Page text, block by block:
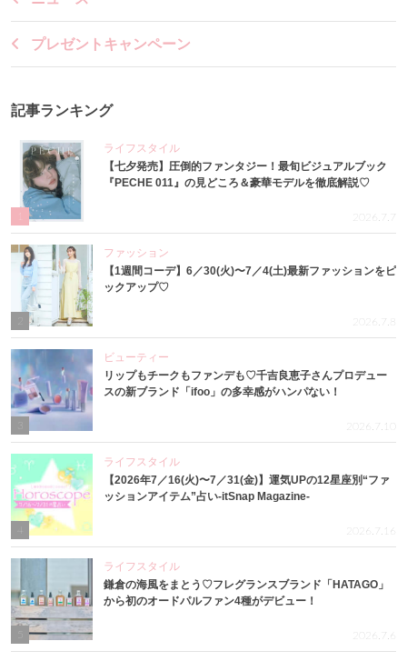
プレゼントキャンペーン
記事ランキング
ライフスタイル
【七夕発売】圧倒的ファンタジー！最旬ビジュアルブック
『PECHE 011』の見どころ＆豪華モデルを徹底解説♡
2026.7.7
ファッション
【1週間コーデ】6／30(火)〜7／4(土)最新ファッションをピ
ックアップ♡
2026.7.8
3
ビューティー
リップもチークもファンデも♡千吉良恵子さんプロデュー
スの新ブランド「ifoo」の多幸感がハンパない！
2026.7.10
4
ライフスタイル
【2026年7／16(火)〜7／31(金)】運気UPの12星座別“ファ
ッションアイテム”占い-itSnap Magazine-
2026.7.16
ライフスタイル
鎌倉の海風をまとう♡フレグランスブランド「HATAGO」
から初のオードパルファン4種がデビュー！
2026.7.6